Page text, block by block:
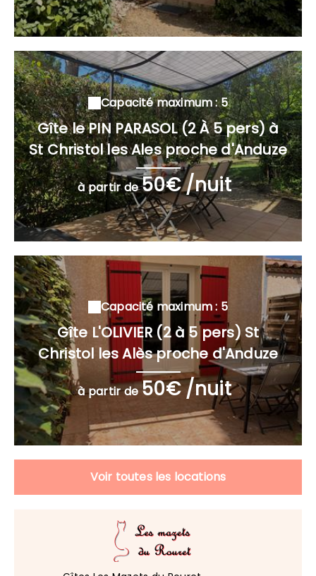
Capacité maximum : 5
Gîte le PIN PARASOL (2 À 5 pers) à
St Christol les Ales proche d'Anduze
à partir de50€ /nuit
Capacité maximum : 5
Gîte L'OLIVIER (2 à 5 pers) St
Christol les Alès proche d'Anduze
à partir de 50€ /nuit
Voir toutes les locations